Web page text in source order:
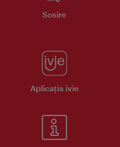
Sosire
Aplicaţia ivie